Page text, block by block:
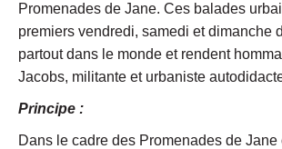
Promenades de Jane. Ces balades
premiers vendredi, samedi et dimanche
partout dans le monde et rendent
Jacobs, militante et urbaniste
Principe :
Dans le cadre des Promenades de